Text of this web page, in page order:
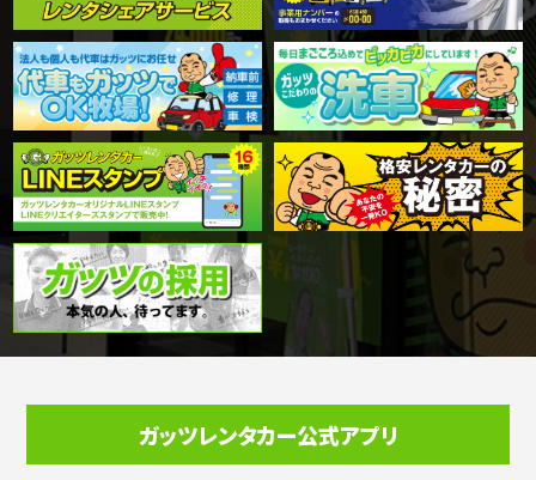
ガッツレンタカー公式アプリ